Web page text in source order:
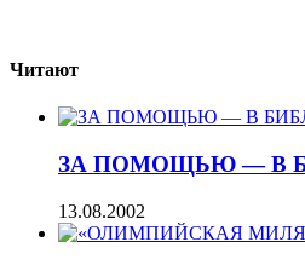
Читают
ЗА ПОМОЩЬЮ — В
13.08.2002